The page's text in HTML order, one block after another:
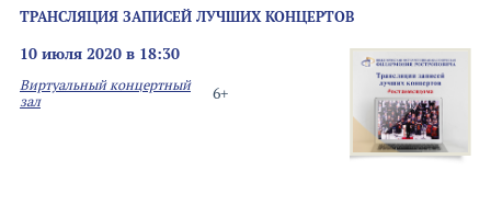
ТРАНСЛЯЦИЯ ЗАПИСЕЙ ЛУЧШИХ КОНЦЕРТОВ
10 июля 2020 в 18:30
6+
Виртуальный концертный
зал